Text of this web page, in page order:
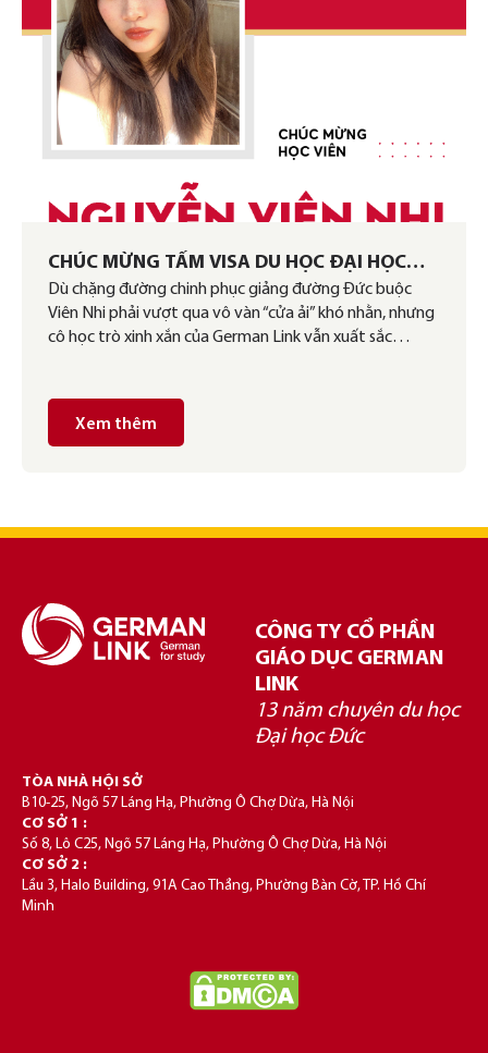
CHÚC MỪNG TẤM VISA DU HỌC ĐẠI HỌC
ĐỨC NÓNG HỔI CỦA VIÊN NHI CẬP BẾN
GERMAN LINK
Dù chặng đường chinh phục giảng đường Đức buộc
Viên Nhi phải vượt qua vô vàn “cửa ải” khó nhằn, nhưng
cô học trò xinh xắn của German Link vẫn xuất sắc…
Xem thêm
CÔNG TY CỔ PHẦN
GIÁO DỤC GERMAN
LINK
13 năm chuyên du học
Đại học Đức
TÒA NHÀ HỘI SỞ
B10-25, Ngõ 57 Láng Hạ, Phường Ô Chợ Dừa, Hà Nội
CƠ SỞ 1 :
Số 8, Lô C25, Ngõ 57 Láng Hạ, Phường Ô Chợ Dừa, Hà Nội
CƠ SỞ 2 :
Lầu 3, Halo Building, 91A Cao Thắng, Phường Bàn Cờ, TP. Hồ Chí
Minh